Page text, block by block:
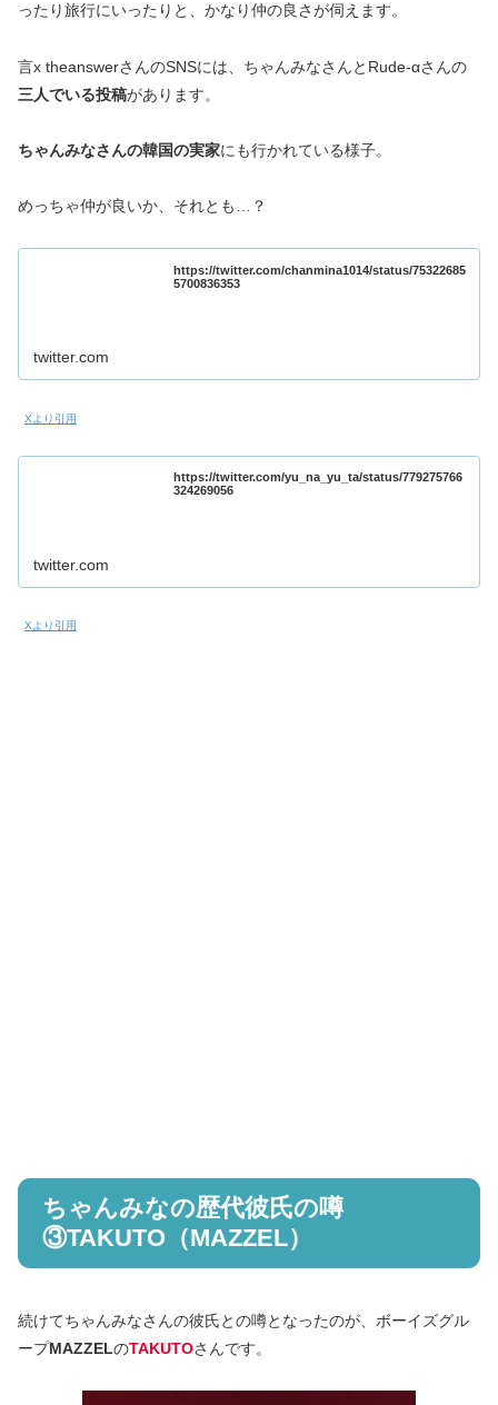
ったり旅行にいったりと、かなり仲の良さが伺えます。
言x theanswerさんのSNSには、ちゃんみなさんとRude-αさんの
三人でいる投稿があります。
ちゃんみなさんの韓国の実家にも行かれている様子。
めっちゃ仲が良いか、それとも…？
https://twitter.com/chanmina1014/status/75322685
5700836353
twitter.com
Xより引用
https://twitter.com/yu_na_yu_ta/status/779275766
324269056
twitter.com
Xより引用
ちゃんみなの歴代彼氏の噂
③TAKUTO（MAZZEL）
続けてちゃんみなさんの彼氏との噂となったのが、ボーイズグル
ープMAZZELのTAKUTOさんです。